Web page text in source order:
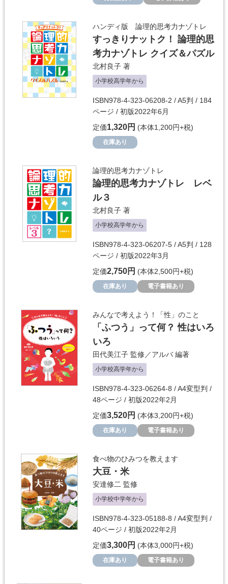
ハンディ版 論理的思考力ナゾトレ
すっきりナットク！ 論理的思
考力ナゾトレ クイズ＆パズル
北村良子 著
小学校高学年から
ISBN978-4-323-06208-2 / A5判 / 184
ページ / 初版2022年6月
定価1,320円 (本体1,200円+税)
在庫あり
論理的思考力ナゾトレ
論理的思考力ナゾトレ レベ
ル３
北村良子 著
小学校高学年から
ISBN978-4-323-06207-5 / A5判 / 128
ページ / 初版2022年3月
定価2,750円 (本体2,500円+税)
在庫あり 電子書籍あり
みんなで考えよう！「性」のこと
「ふつう」って何？ 性はいろ
いろ
田代美江子 監修／アルバ編著
小学校高学年から
ISBN978-4-323-06264-8 / A4変型判 /
48ページ / 初版2022年2月
定価3,520円 (本体3,200円+税)
在庫あり 電子書籍あり
食べ物のひみつを教えます
大豆・米
安達修二 監修
小学校中学年から
ISBN978-4-323-05188-8 / A4変型判 /
40ページ / 初版2022年2月
定価3,300円 (本体3,000円+税)
在庫あり 電子書籍あり